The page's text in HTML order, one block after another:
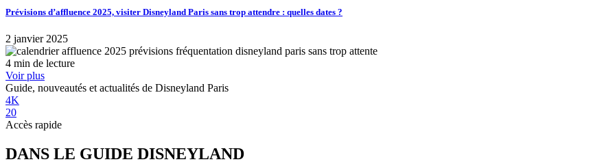
Prévisions d’affluence 2025, visiter Disneyland Paris sans trop attendre : quelles dates ?
2 janvier 2025
4 min de lecture
Voir plus
Guide, nouveautés et actualités de Disneyland Paris
4K
20
Accès rapide
DANS LE GUIDE DISNEYLAND